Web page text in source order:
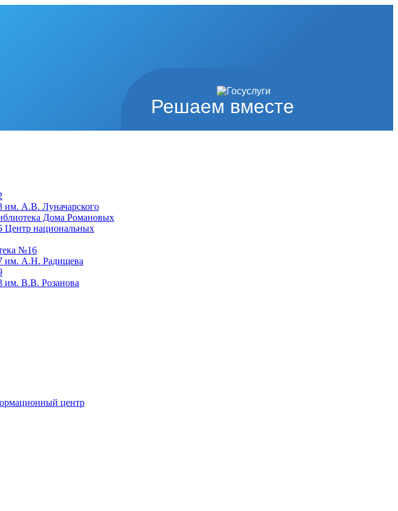
Решаем вместе
им. А.В. Луначарского
Дома Романовых
Центр национальных
№16
им. А.Н. Радищева
им. В.В. Розанова
центр